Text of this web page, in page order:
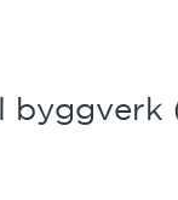
byggverk